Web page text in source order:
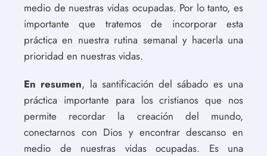
medio de nuestras vidas ocupadas. Por lo tanto, es
importante que tratemos de incorporar esta
práctica en nuestra rutina semanal y hacerla una
prioridad en nuestras vidas.
En resumen, la santificación del sábado es una
práctica importante para los cristianos que nos
permite recordar la creación del mundo,
conectarnos con Dios y encontrar descanso en
medio de nuestras vidas ocupadas. Es una